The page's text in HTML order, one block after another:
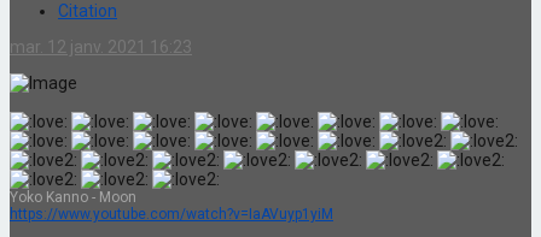
Citation
mar. 12 janv. 2021 16:23
Yoko Kanno - Moon
https://www.youtube.com/watch?v=IaAVuyp1yiM